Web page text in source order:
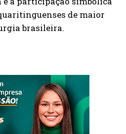
de maior
brasileira.